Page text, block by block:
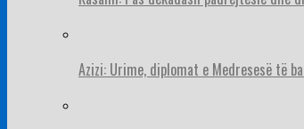
Azizi: Urime, diplomat e Medresesë të